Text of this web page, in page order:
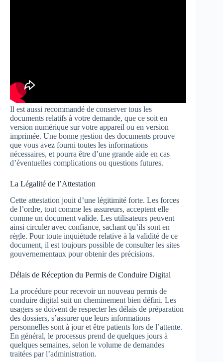
Il est aussi recommandé de conserver tous les
documents relatifs à votre demande, que ce soit en
version numérique sur votre appareil ou en version
imprimée. Une bonne gestion des documents prouve
que vous avez fourni toutes les informations
nécessaires, et pourra être d’une grande aide en cas
d’éventuelles complications ou questions futures.
La Légalité de l’Attestation
Cette attestation jouit d’une légitimité forte. Les forces
de l’ordre, tout comme les assureurs, acceptent elle
comme un document valide. Les utilisateurs peuvent
ainsi circuler avec confiance, sachant qu’ils sont en
règle. Pour toute inquiétude relative à la validité de ce
document, il est toujours possible de consulter les sites
gouvernementaux pour obtenir des précisions.
Délais de Réception du Permis de Conduire Digital
La procédure pour recevoir un nouveau permis de
conduire digital suit un cheminement bien défini. Les
usagers se doivent de respecter les délais de préparation
des dossiers, s’assurer que leurs informations
personnelles sont à jour et être patients lors de l’attente.
En général, le processus prend de quelques jours à
quelques semaines, selon le volume de demandes
traitées par l’administration.